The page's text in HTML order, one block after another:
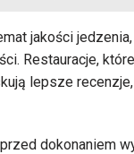
jakości
Restauracje,
lepsze
dokonaniem